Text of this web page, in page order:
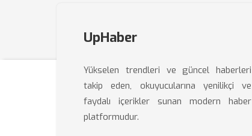
UpHaber
Yükselen trendleri ve güncel haberleri
takip eden, okuyucularına yenilikçi ve
faydalı içerikler sunan modern haber
platformudur.